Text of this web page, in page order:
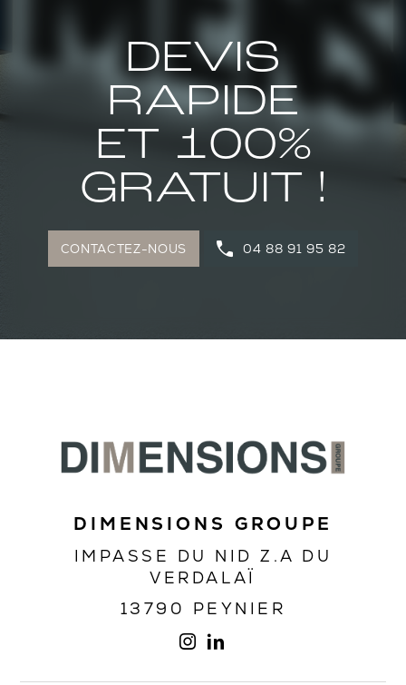
DEVIS
RAPIDE
ET 100%
GRATUIT !
CONTACTEZ-NOUS 04 88 91 95 82
DIMENSIONS GROUPE
IMPASSE DU NID Z.A DU
VERDALAÏ
13790 PEYNIER